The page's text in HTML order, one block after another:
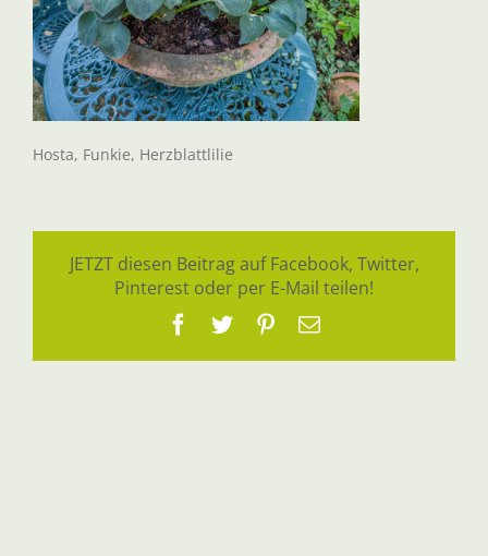
Hosta, Funkie, Herzblattlilie
JETZT diesen Beitrag auf Facebook, Twitter,
Pinterest oder per E-Mail teilen!
Facebook
TwitterPinterest
E-